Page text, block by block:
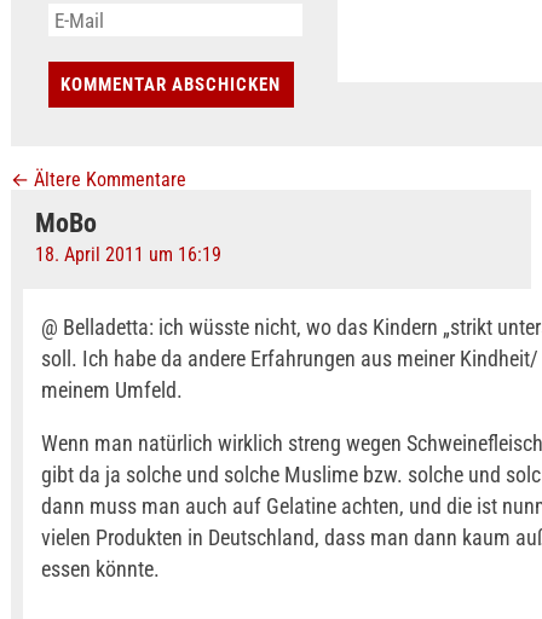
← Ältere Kommentare
MoBo
18. April 2011 um 16:19
@ Belladetta: ich wüsste nicht, wo das Kindern „strikt
soll. Ich habe da andere Erfahrungen aus meiner
meinem Umfeld.
Wenn man natürlich wirklich streng wegen
gibt da ja solche und solche Muslime bzw. solche und
dann muss man auch auf Gelatine achten, und die ist
vielen Produkten in Deutschland, dass man dann kaum
essen könnte.